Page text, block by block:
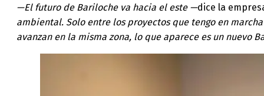
—El futuro de Bariloche va hacia el este —dice la
ambiental. Solo entre los proyectos que tengo en
avanzan en la misma zona, lo que aparece es un nuevo